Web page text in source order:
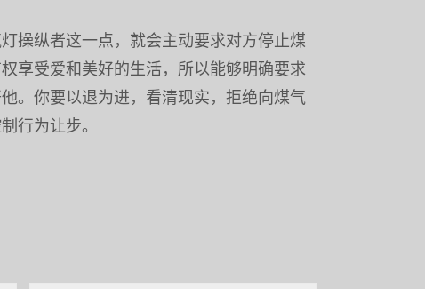
操纵者这一点，就会主动要求对方停止煤
享受爱和美好的生活，所以能够明确要求
。你要以退为进，看清现实，拒绝向煤气
行为让步。